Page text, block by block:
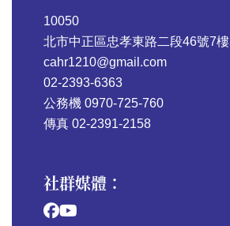
10050
北市中正區忠孝東路二段46號7樓
cahr1210@gmail.com
02-2393-6363
公務機 0970-725-760
傳真 02-2391-2158
社群媒體：